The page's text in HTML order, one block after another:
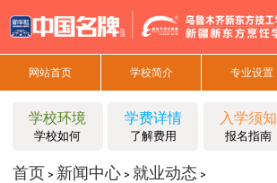
网站首页 学校简介 专业设置
学校环境
学校如何
学费详情
了解费用
入学须知
报名指南
首页 > 新闻中心> 就业动态 >